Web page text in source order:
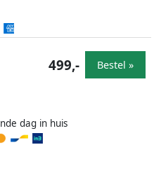
dag in huis
499,- Bestel »